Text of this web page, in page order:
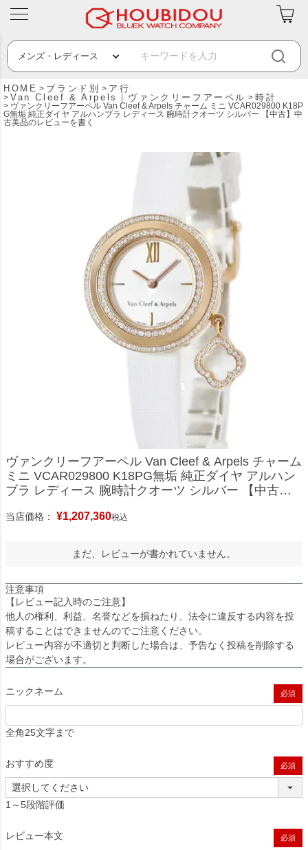
HOME ブランド別
ア行
Van Cleef & Arpels｜ヴァンクリーフアーペル
時計
ヴァンクリーフアーペル Van Cleef & Arpels チャーム ミニ VCAR029800 K18P
G無垢 純正ダイヤ アルハンブラ レディース 腕時計クオーツ シルバー 【中古】中
古美品のレビューを書く
ヴァンクリーフアーペル Van Cleef & Arpels チャーム
ミニ VCAR029800 K18PG無垢 純正ダイヤ アルハン
ブラ レディース 腕時計クオーツ シルバー 【中古】
当店価格： ¥1,207,360税込
まだ、レビューが書かれていません。
注意事項
【レビュー記入時のご注意】
他人の権利、利益、名誉などを損ねたり、法令に違反する内容を投
稿することはできませんのでご注意ください。
レビュー内容が不適切と判断した場合は、予告なく投稿を削除する
場合がございます。
ニックネーム
全角25文字まで
おすすめ度
1～5段階評価
レビュー本文